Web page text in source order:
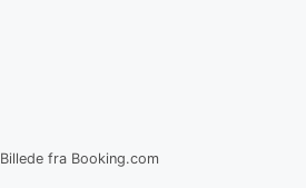
Billede fra Booking.com